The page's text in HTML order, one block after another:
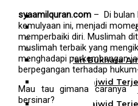
Al Quran Haji Umrah
Mushaf Tilawah
Al Quran Terjemah
Al Quran Tajwid dan
Al-Qur’an Bukhara
Harian
Al Quran Tajwid
Bukhara A6
Al Quran Tajwid
syaamilquran.com – Di bulan
kemulyaan ini, menjadi
memperbaiki diri. Muslimah
muslimah terbaik yang
menghadapi perkembangan
berpegangan terhadap
Mau tau gimana caranya
bersinar?